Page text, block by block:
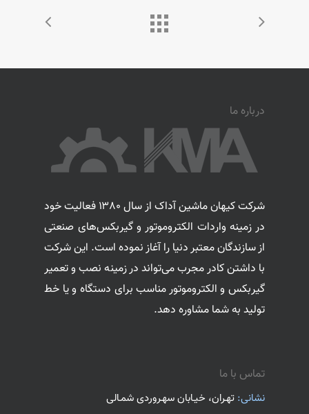
درباره ما
شرکت کیهان ماشین آداک از سال ۱۳۸۰ فعالیت خود
در زمینه واردات الکتروموتور و گیربکس‌های صنعتی
از سازندگان معتبر دنیا را آغاز نموده است. این شرکت
با داشتن کادر مجرب می‌تواند در زمینه نصب و تعمیر
گیربکس و الکتروموتور مناسب برای دستگاه و یا خط
تولید به شما مشاوره دهد.
تماس با ما
نشانی: تهـران، خیـابان سهـروردی شمـالی